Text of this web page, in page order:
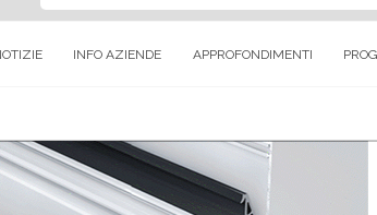
INFO AZIENDE APPROFONDIMENTI